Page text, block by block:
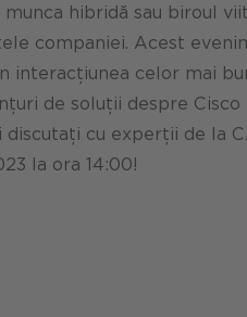
munca hibridă sau biroul
companiei. Acest
interacțiunea celor mai
de soluții despre
cu experții de la
la ora 14:00!